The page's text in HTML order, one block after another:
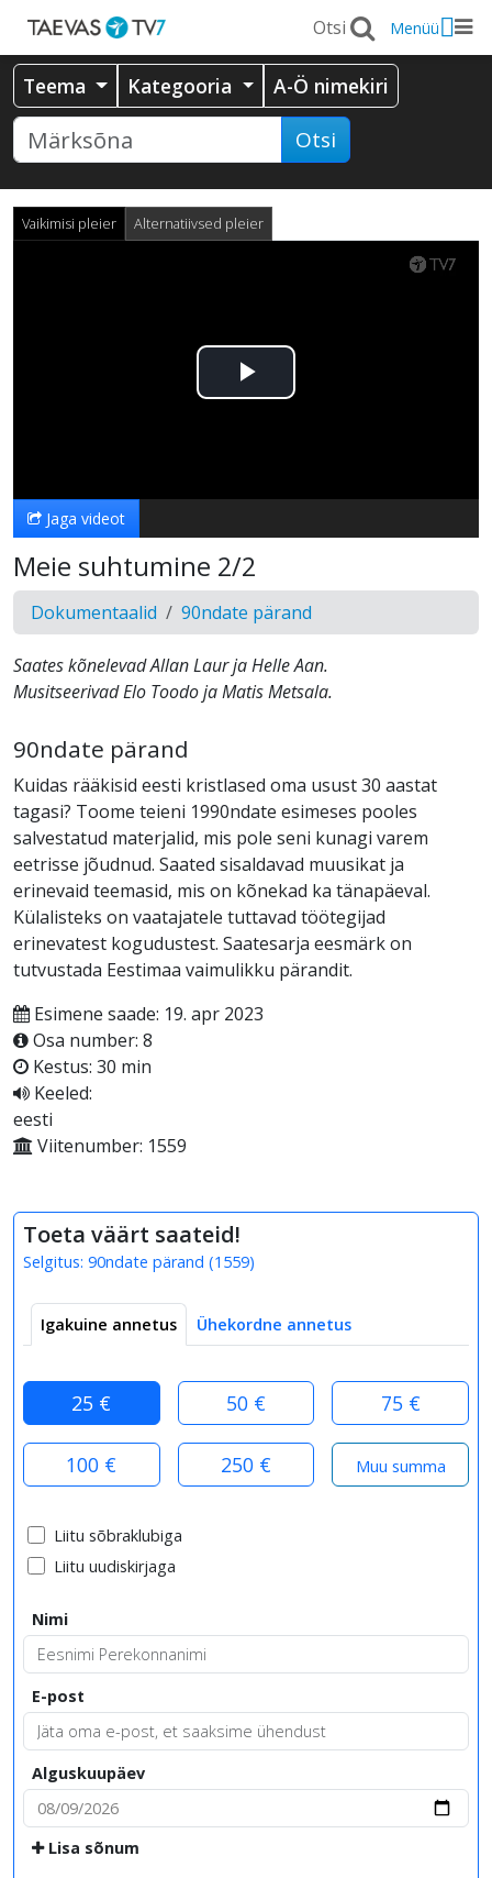
Menüü
Teema Kategooria A-Ö nimekiri
Otsi
Vaikimisi pleier Alternatiivsed pleier
Esita
Jaga videot
Meie suhtumine 2/2
Dokumentaalid 90ndate pärand
Saates kõnelevad Allan Laur ja Helle Aan.
Musitseerivad Elo Toodo ja Matis Metsala.
90ndate pärand
Kuidas rääkisid eesti kristlased oma usust 30 aastat
tagasi? Toome teieni 1990ndate esimeses pooles
salvestatud materjalid, mis pole seni kunagi varem
eetrisse jõudnud. Saated sisaldavad muusikat ja
erinevaid teemasid, mis on kõnekad ka tänapäeval.
Külalisteks on vaatajatele tuttavad töötegijad
erinevatest kogudustest. Saatesarja eesmärk on
tutvustada Eestimaa vaimulikku pärandit.
Esimene saade: 19. apr 2023
Osa number: 8
Kestus: 30 min
Keeled:
eesti
Viitenumber: 1559
Toeta väärt saateid!
Selgitus: 90ndate pärand (1559)
Igakuine annetus Ühekordne annetus
25 € 50 € 75 €
100 € 250 €
Liitu sõbraklubiga
Liitu uudiskirjaga
Nimi
E-post
Alguskuupäev
Lisa sõnum